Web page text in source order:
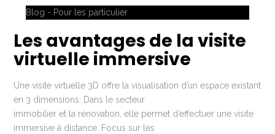
Blog - Pour les particulier
Les avantages de la visite
virtuelle immersive
Une visite virtuelle 3D offre la visualisation d’un espace existant
en 3 dimensions. Dans le secteur
immobilier et la rénovation, elle permet d’effectuer une visite
immersive à distance. Focus sur les